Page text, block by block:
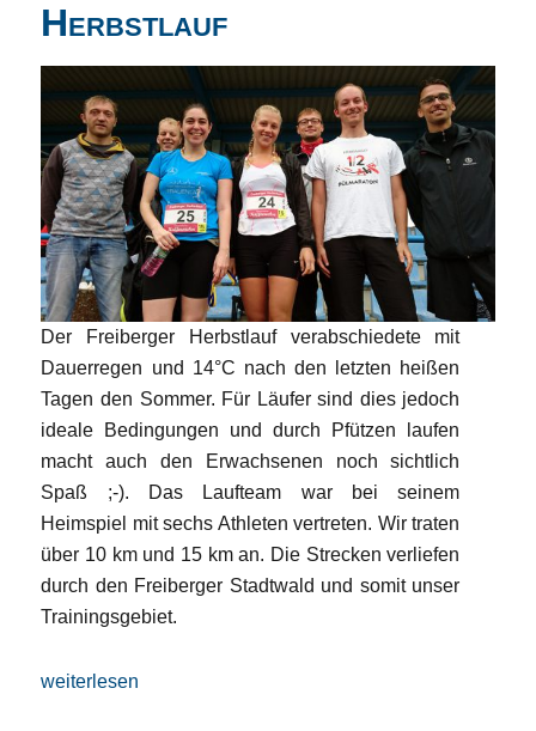
Herbstlauf
Der Freiberger Herbstlauf verabschiedete mit
Dauerregen und 14°C nach den letzten heißen
Tagen den Sommer. Für Läufer sind dies jedoch
ideale Bedingungen und durch Pfützen laufen
macht auch den Erwachsenen noch sichtlich
Spaß ;-). Das Laufteam war bei seinem
Heimspiel mit sechs Athleten vertreten. Wir traten
über 10 km und 15 km an. Die Strecken verliefen
durch den Freiberger Stadtwald und somit unser
Trainingsgebiet.
„Erfolge beim Freiberger Herbstlauf“
weiterlesen